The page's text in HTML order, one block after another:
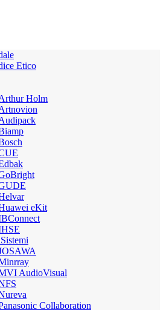
Etico
Holm
eKit
AudioVisual
Collaboration